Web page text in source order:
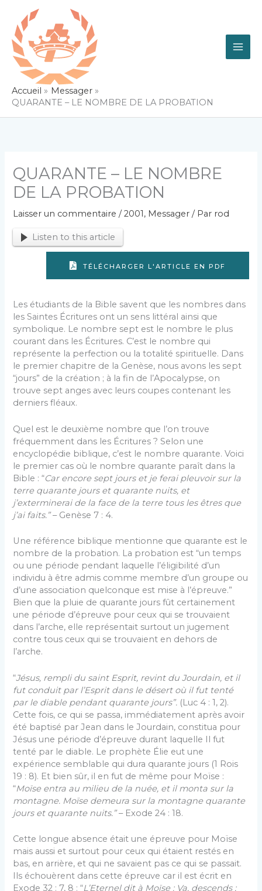
contenu
Accueil
Messager
QUARANTE – LE NOMBRE DE LA PROBATION
QUARANTE – LE NOMBRE
DE LA PROBATION
Laisser un commentaire /2001, Messager / Par rod
Listen to this article
TÉLÉCHARGER L'ARTICLE EN PDF
Les étudiants de la Bible savent que les nombres dans
les Saintes Écritures ont un sens littéral ainsi que
symbolique. Le nombre sept est le nombre le plus
courant dans les Écritures. C’est le nombre qui
représente la perfection ou la totalité spirituelle. Dans
le premier chapitre de la Genèse, nous avons les sept
“jours” de la création ; à la fin de l’Apocalypse, on
trouve sept anges avec leurs coupes contenant les
derniers fléaux.
Quel est le deuxième nombre que l’on trouve
fréquemment dans les Écritures ? Selon une
encyclopédie biblique, c’est le nombre quarante. Voici
le premier cas où le nombre quarante paraît dans la
Bible : “Car encore sept jours et je ferai pleuvoir sur la
terre quarante jours et quarante nuits, et
j’exterminerai de la face de la terre tous les êtres que
j’ai faits.”– Genèse 7 : 4.
Une référence biblique mentionne que quarante est le
nombre de la probation. La probation est “un temps
ou une période pendant laquelle l’éligibilité d’un
individu à être admis comme membre d’un groupe ou
d’une association quelconque est mise à l’épreuve.”
Bien que la pluie de quarante jours fût certainement
une période d’épreuve pour ceux qui se trouvaient
dans l’arche, elle représentait surtout un jugement
contre tous ceux qui se trouvaient en dehors de
l’arche.
“Jésus, rempli du saint Esprit, revint du Jourdain, et il
fut conduit par l’Esprit dans le désert où il fut tenté
par le diable pendant quarante jours”. (Luc 4 : 1, 2).
Cette fois, ce qui se passa, immédiatement après avoir
été baptisé par Jean dans le Jourdain, constitua pour
Jésus une période d’épreuve durant laquelle Il fut
tenté par le diable. Le prophète Élie eut une
expérience semblable qui dura quarante jours (1 Rois
19 : 8). Et bien sûr, il en fut de même pour Moïse :
“Moïse entra au milieu de la nuée, et il monta sur la
montagne. Moïse demeura sur la montagne quarante
jours et quarante nuits.”– Exode 24 : 18.
Cette longue absence était une épreuve pour Moïse
mais aussi et surtout pour ceux qui étaient restés en
bas, en arrière, et qui ne savaient pas ce qui se passait.
Ils échouèrent dans cette épreuve car il est écrit en
Exode 32 : 7, 8 : “L’Eternel dit à Moïse : Va, descends ;